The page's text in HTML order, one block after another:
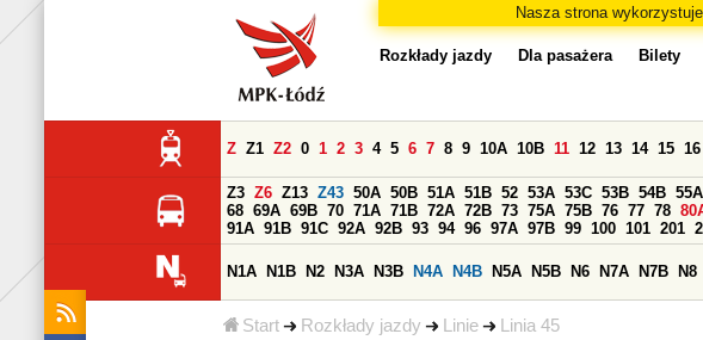
Nasza strona
Start Rozkłady jazdy Linie Linia 45
Rozkłady jazdy Dla pasażera Bilety
Z Z1 Z2 0 1 2 3 4 5 6 7 8 9 10A 10B 11 12 13 14 15 16
Z3 Z6 Z13 Z43 50A 50B 51A 51B 52 53A 53C 53B 54B 55A
68 69A 69B 70 71A 71B 72A 72B 73 75A 75B 76 77 78
91A 91B 91C 92A 92B 93 94 96 97A 97B 99 100 101 201
N1A N1B N2 N3A N3B N4A N4B N5A N5B N6 N7A N7B N8